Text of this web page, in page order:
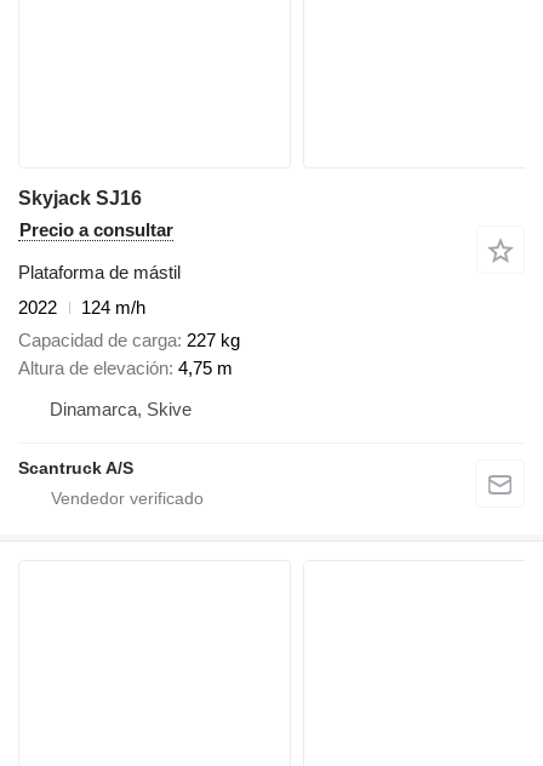
Skyjack SJ16
Precio a consultar
Plataforma de mástil
2022
124 m/h
Capacidad de carga 227 kg
Altura de elevación 4,75 m
Dinamarca, Skive
Scantruck A/S